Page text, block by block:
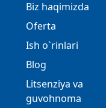
Biz haqimizda
Oferta
Ish o`rinlari
Blog
Litsenziya va
guvohnoma